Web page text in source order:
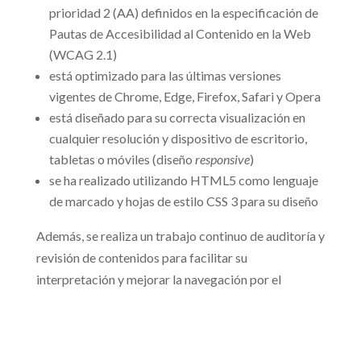
prioridad 2 (AA) definidos en la especificación de
Pautas de Accesibilidad al Contenido en la Web
(WCAG 2.1)
está optimizado para las últimas versiones
vigentes de Chrome, Edge, Firefox, Safari y Opera
está diseñado para su correcta visualización en
cualquier resolución y dispositivo de escritorio,
tabletas o móviles (diseño responsive)
se ha realizado utilizando HTML5 como lenguaje
de marcado y hojas de estilo CSS 3 para su diseño
Además, se realiza un trabajo continuo de auditoría y
revisión de contenidos para facilitar su
interpretación y mejorar la navegación por el